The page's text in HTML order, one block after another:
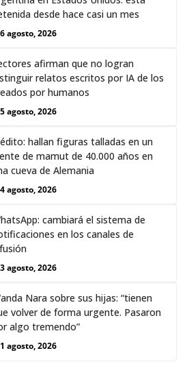
desde hace casi un mes
6 agosto, 2026
afirman que no logran
relatos escritos por IA de los
por humanos
5 agosto, 2026
hallan figuras talladas en un
de mamut de 40.000 años en
cueva de Alemania
4 agosto, 2026
cambiará el sistema de
en los canales de
3 agosto, 2026
Nara sobre sus hijas: “tienen
volver de forma urgente. Pasaron
algo tremendo”
1 agosto, 2026